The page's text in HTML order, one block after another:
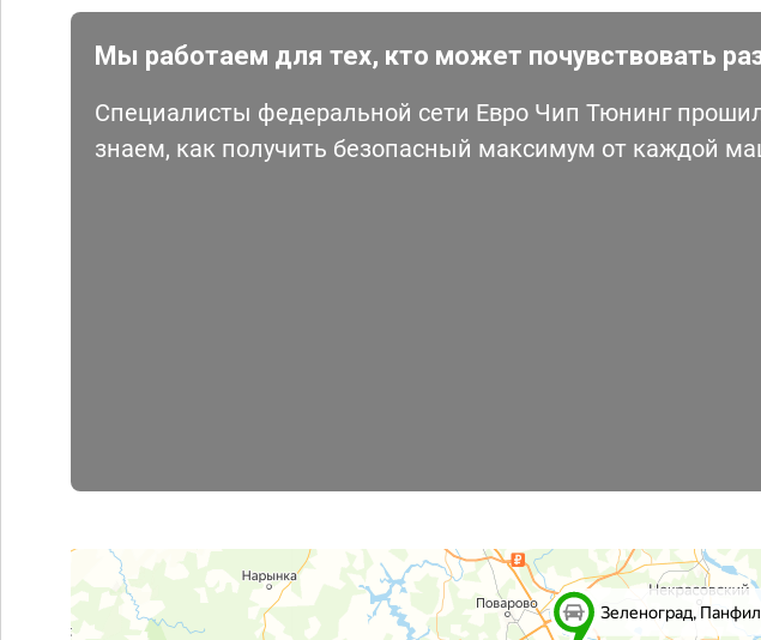
Мы работаем для тех, кто может почувствовать
Специалисты федеральной сети Евро Чип Тюнинг
знаем, как получить безопасный максимум от каждой